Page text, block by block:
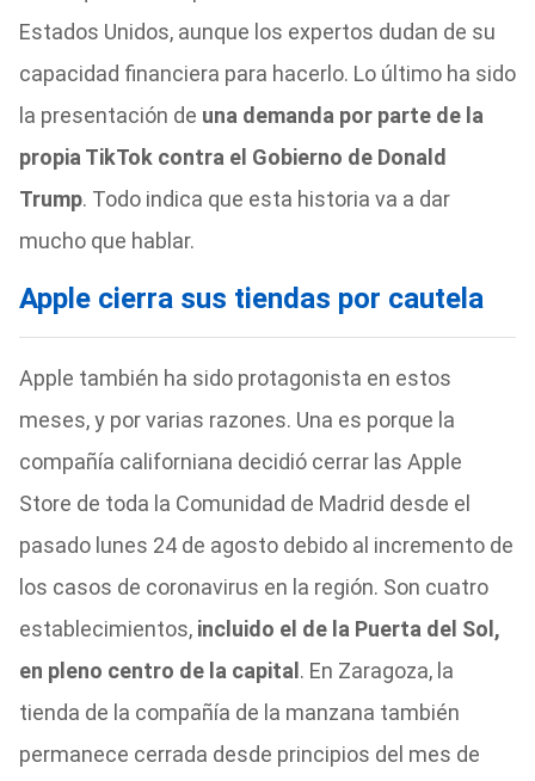
Estados Unidos, aunque los expertos dudan de su
capacidad financiera para hacerlo. Lo último ha sido
la presentación de una demanda por parte de la
propia TikTok contra el Gobierno de Donald
Trump. Todo indica que esta historia va a dar
mucho que hablar.
Apple cierra sus tiendas por cautela
Apple también ha sido protagonista en estos
meses, y por varias razones. Una es porque la
compañía californiana decidió cerrar las Apple
Store de toda la Comunidad de Madrid desde el
pasado lunes 24 de agosto debido al incremento de
los casos de coronavirus en la región. Son cuatro
establecimientos,incluido el de la Puerta del Sol,
en pleno centro de la capital . En Zaragoza, la
tienda de la compañía de la manzana también
permanece cerrada desde principios del mes de